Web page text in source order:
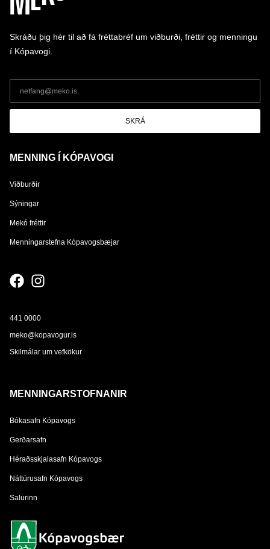
Skráðu þig hér til að fá fréttabréf um viðburði, fréttir og menningu
í Kópavogi.
SKRÁ
MENNING Í KÓPAVOGI
Viðburðir
Sýningar
Mekó fréttir
Menningarstefna Kópavogsbæjar
441 0000
meko@kopavogur.is
Skilmálar um vefkökur
MENNINGARSTOFNANIR
Bókasafn Kópavogs
Gerðarsafn
Héraðsskjalasafn Kópavogs
Náttúrusafn Kópavogs
Salurinn